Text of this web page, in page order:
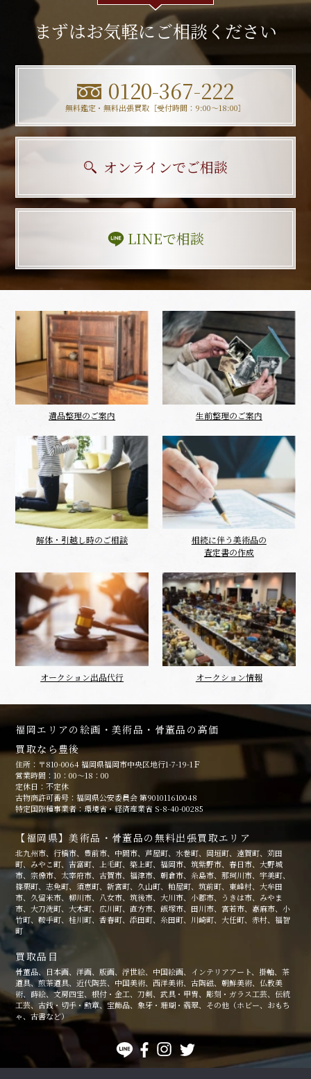
まずはお気軽にご相談ください
0120-367-222
無料鑑定・無料出張買取［受付時間：9:00〜18:00］
オンラインでご相談
LINEで相談
遺品整理のご案内 生前整理のご案内
解体・引越し時のご相談
相続に伴う美術品の
査定書の作成
オークション出品代行 オークション情報
福岡エリアの絵画・美術品・骨董品の高価
買取なら豊後
住所：〒810-0064 福岡県福岡市中央区地行1-7-19-1Ｆ
営業時間：10：00～18：00
定休日：不定休
古物商許可番号：福岡県公安委員会 第901011610048
特定国際種事業者：環境省・経済産業省 S-8-40-00285
【福岡県】美術品・骨董品の無料出張買取エリア
北九州市、行橋市、豊前市、中間市、芦屋町、水巻町、岡垣町、遠賀町、苅田
町、みやこ町、吉富町、上毛町、築上町、福岡市、筑紫野市、春日市、大野城
市、宗像市、太宰府市、古賀市、福津市、朝倉市、糸島市、那珂川市、宇美町、
篠栗町、志免町、須恵町、新宮町、久山町、粕屋町、筑前町、東峰村、大牟田
市、久留米市、柳川市、八女市、筑後市、大川市、小郡市、うきは市、みやま
市、大刀洗町、大木町、広川町、直方市、飯塚市、田川市、宮若市、嘉麻市、小
竹町、鞍手町、桂川町、香春町、添田町、糸田町、川崎町、大任町、赤村、福智
町
買取品目
骨董品、日本画、洋画、版画、浮世絵、中国絵画、インテリアアート、掛軸、茶
道具、煎茶道具、近代陶芸、中国美術、西洋美術、古陶磁、朝鮮美術、仏教美
術、蒔絵、文房四宝、根付・金工、刀剣、武具・甲冑、彫刻・ガラス工芸、伝統
工芸、古銭・切手・勲章、宝飾品、象牙・珊瑚・翡翠、その他（ホビー、おもち
ゃ、古書など）